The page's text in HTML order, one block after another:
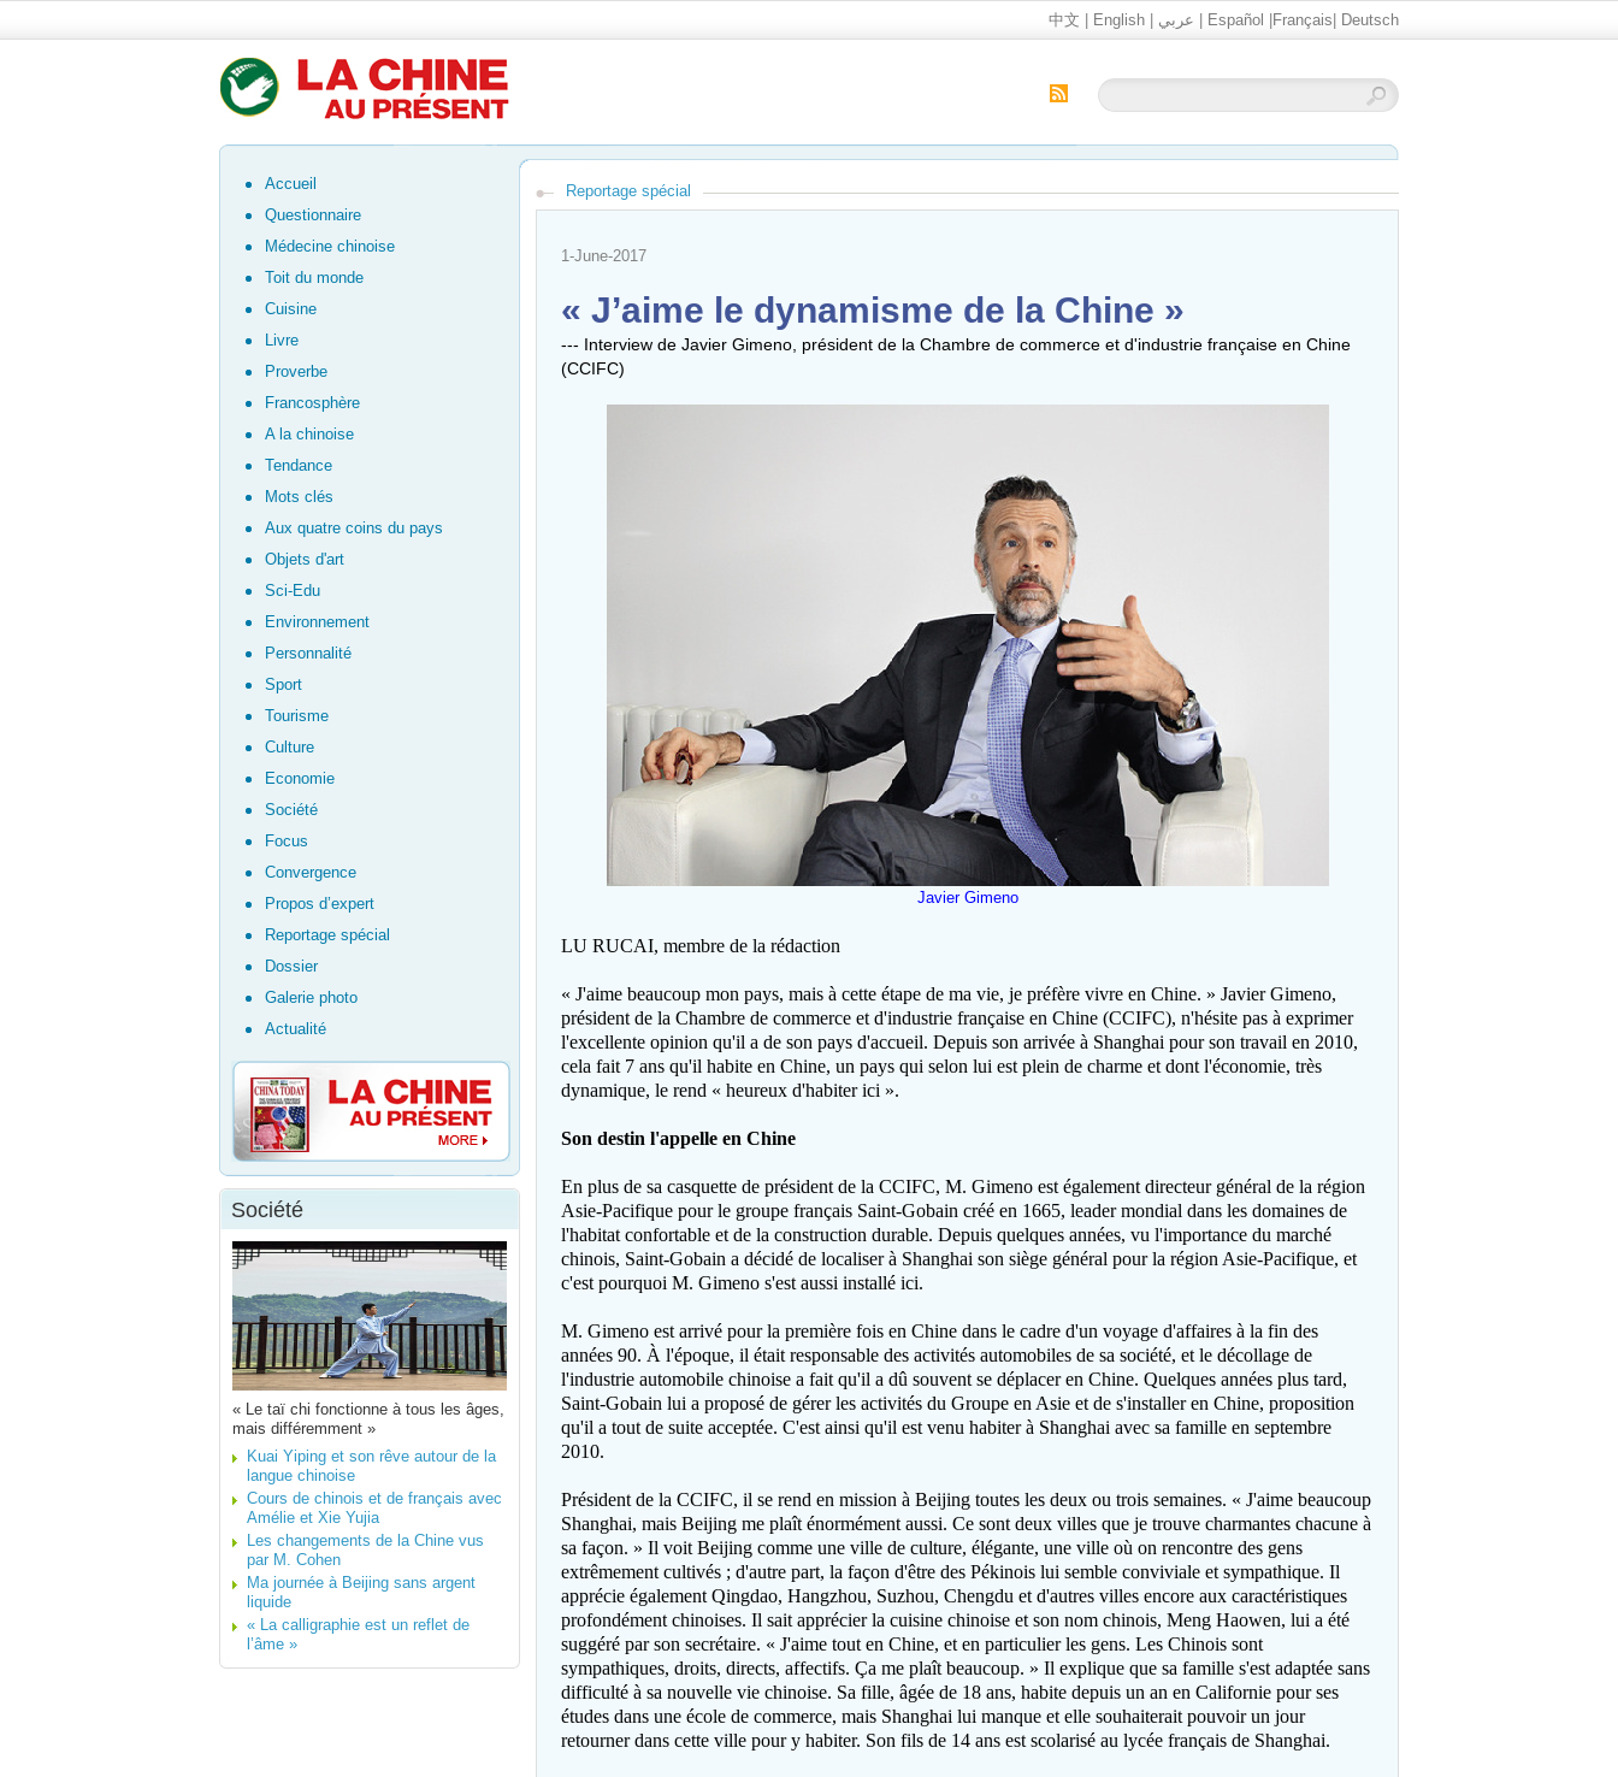
中文 English عربي Español Français Deutsch
Accueil
Questionnaire
Médecine chinoise
Toit du monde
Cuisine
Livre
Proverbe
Francosphère
A la chinoise
Tendance
Mots clés
Aux quatre coins du pays
Objets d'art
Sci-Edu
Environnement
Personnalité
Sport
Tourisme
Culture
Economie
Société
Focus
Convergence
Propos d’expert
Reportage spécial
Dossier
Galerie photo
Actualité
Société
« Le taï chi fonctionne à tous les âges,
mais différemment »
Kuai Yiping et son rêve autour de la
langue chinoise
Cours de chinois et de français avec
Amélie et Xie Yujia
Les changements de la Chine vus
par M. Cohen
Ma journée à Beijing sans argent
liquide
« La calligraphie est un reflet de
l’âme »
Reportage spécial
1-June-2017
« J’aime le dynamisme de la Chine »
--- Interview de Javier Gimeno, président de la Chambre de commerce et d'industrie française en Chine
(CCIFC)
Javier Gimeno
LU RUCAI, membre de la rédaction
« J'aime beaucoup mon pays, mais à cette étape de ma vie, je préfère vivre en Chine. » Javier Gimeno,
président de la Chambre de commerce et d'industrie française en Chine (CCIFC), n'hésite pas à exprimer
l'excellente opinion qu'il a de son pays d'accueil. Depuis son arrivée à Shanghai pour son travail en 2010,
cela fait 7 ans qu'il habite en Chine, un pays qui selon lui est plein de charme et dont l'économie, très
dynamique, le rend « heureux d'habiter ici ».
Son destin l'appelle en Chine
En plus de sa casquette de président de la CCIFC, M. Gimeno est également directeur général de la région
Asie-Pacifique pour le groupe français Saint-Gobain créé en 1665, leader mondial dans les domaines de
l'habitat confortable et de la construction durable. Depuis quelques années, vu l'importance du marché
chinois, Saint-Gobain a décidé de localiser à Shanghai son siège général pour la région Asie-Pacifique, et
c'est pourquoi M. Gimeno s'est aussi installé ici.
M. Gimeno est arrivé pour la première fois en Chine dans le cadre d'un voyage d'affaires à la fin des
années 90. À l'époque, il était responsable des activités automobiles de sa société, et le décollage de
l'industrie automobile chinoise a fait qu'il a dû souvent se déplacer en Chine. Quelques années plus tard,
Saint-Gobain lui a proposé de gérer les activités du Groupe en Asie et de s'installer en Chine, proposition
qu'il a tout de suite acceptée. C'est ainsi qu'il est venu habiter à Shanghai avec sa famille en septembre
2010.
Président de la CCIFC, il se rend en mission à Beijing toutes les deux ou trois semaines. « J'aime beaucoup
Shanghai, mais Beijing me plaît énormément aussi. Ce sont deux villes que je trouve charmantes chacune à
sa façon. » Il voit Beijing comme une ville de culture, élégante, une ville où on rencontre des gens
extrêmement cultivés ; d'autre part, la façon d'être des Pékinois lui semble conviviale et sympathique. Il
apprécie également Qingdao, Hangzhou, Suzhou, Chengdu et d'autres villes encore aux caractéristiques
profondément chinoises. Il sait apprécier la cuisine chinoise et son nom chinois, Meng Haowen, lui a été
suggéré par son secrétaire. « J'aime tout en Chine, et en particulier les gens. Les Chinois sont
sympathiques, droits, directs, affectifs. Ça me plaît beaucoup. » Il explique que sa famille s'est adaptée sans
difficulté à sa nouvelle vie chinoise. Sa fille, âgée de 18 ans, habite depuis un an en Californie pour ses
études dans une école de commerce, mais Shanghai lui manque et elle souhaiterait pouvoir un jour
retourner dans cette ville pour y habiter. Son fils de 14 ans est scolarisé au lycée français de Shanghai.